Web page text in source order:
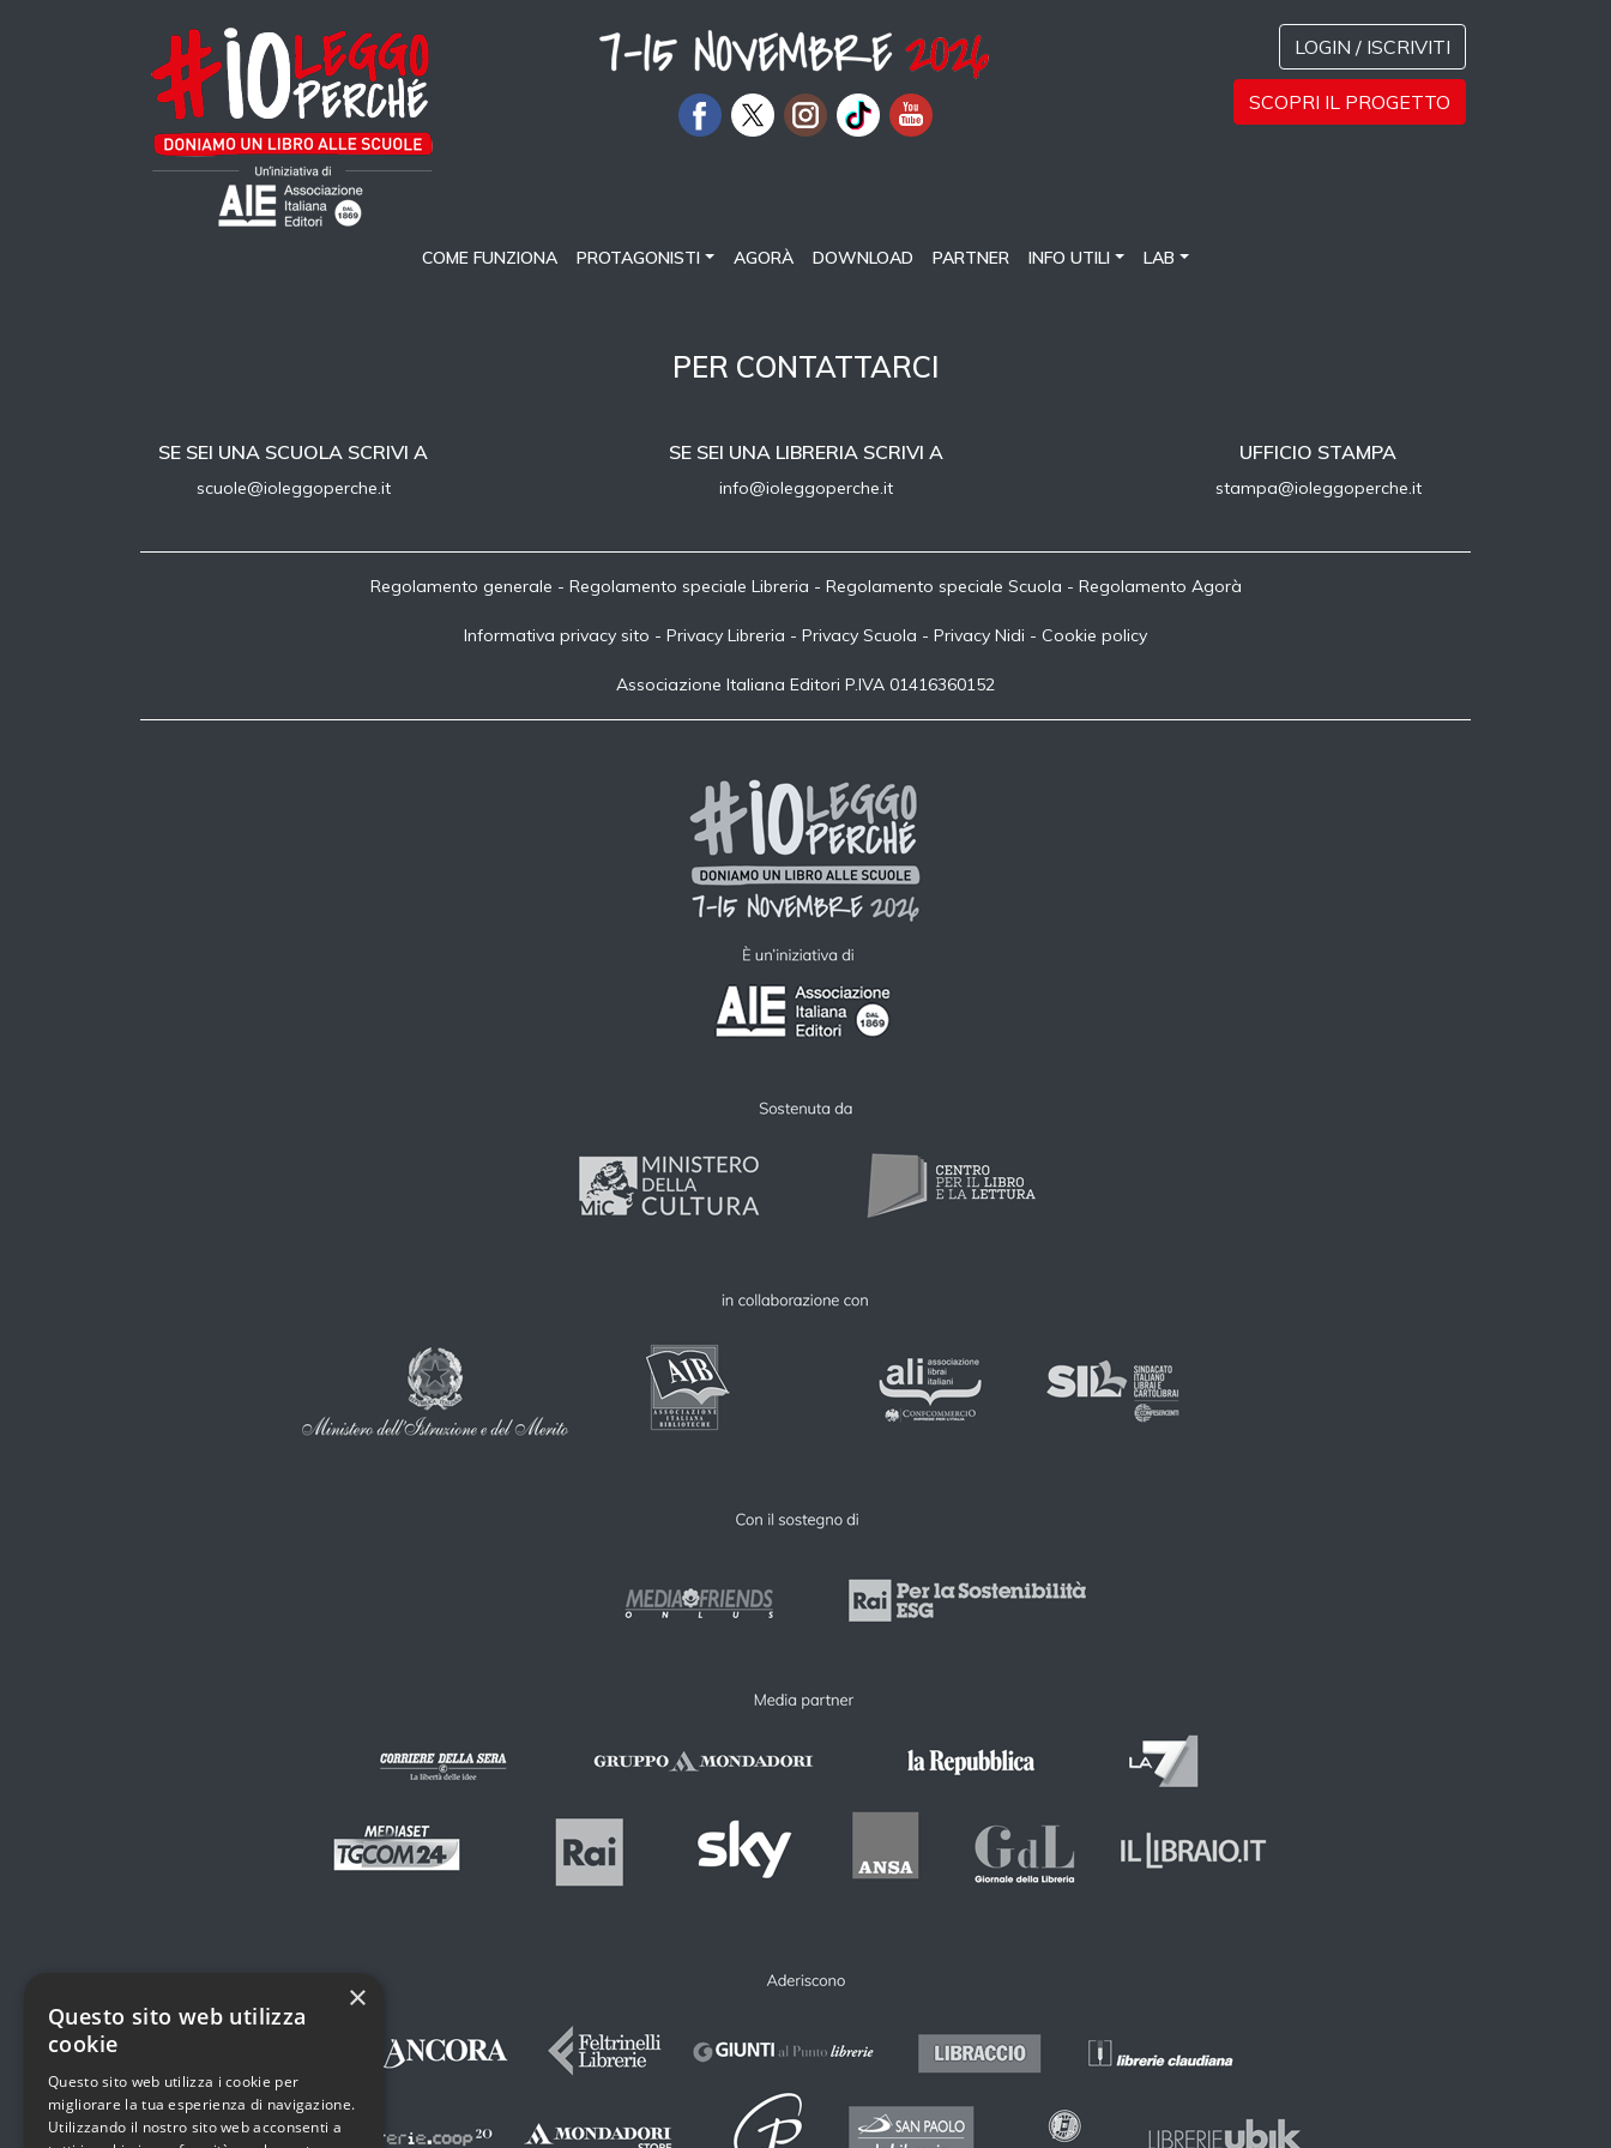
LOGIN / ISCRIVITI
SCOPRI IL PROGETTO
COME FUNZIONA PROTAGONISTI AGORÀ DOWNLOAD PARTNER INFO UTILI LAB
PER CONTATTARCI
SE SEI UNA SCUOLA SCRIVI A
scuole@ioleggoperche.it
SE SEI UNA LIBRERIA SCRIVI A
info@ioleggoperche.it
UFFICIO STAMPA
stampa@ioleggoperche.it
Regolamento generale - Regolamento speciale Libreria - Regolamento speciale Scuola - Regolamento Agorà
Informativa privacy sito - Privacy Libreria - Privacy Scuola - Privacy Nidi - Cookie policy
Associazione Italiana Editori P.IVA 01416360152
×
Questo sito web utilizza
cookie
Questo sito web utilizza i cookie per
migliorare la tua esperienza di navigazione.
Utilizzando il nostro sito web acconsenti a